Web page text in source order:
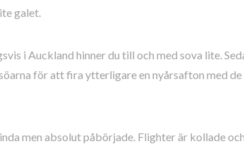
galet.
i Auckland hinner du till och med sova lite.
för att fira ytterligare en nyårsafton med de
men absolut påbörjade. Flighter är kollade